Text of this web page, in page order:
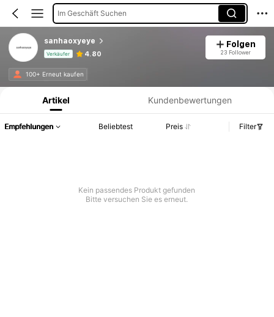
Im Geschäft Suchen
sanhaoxyeye
Verkäufer 4.80
Folgen
23 Follower
100+ Erneut kaufen
Produktinformation: Preisangabe, Verkaufs- und Lagerbestandsdetails.
Artikel Kundenbewertungen
Empfehlungen Beliebtest Preis Filter
Kein passendes Produkt gefunden
Bitte versuchen Sie es erneut.